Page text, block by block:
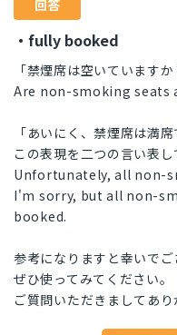
回答
・fully booked
「禁煙席は空いています
Are non-smoking seats
「あいにく、禁煙席は満席
この表現を二つの言い表
Unfortunately, all non-
I'm sorry, but all non-
booked.
参考になりますと幸いでご
ぜひ使ってみてください。
ご質問いただきましてあり